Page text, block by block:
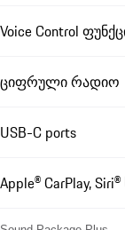
Voice Control
ციფრული რადიო
USB-C ports
Apple® CarPlay,